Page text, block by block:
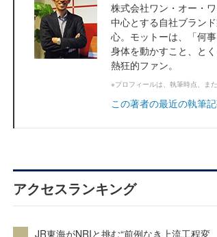
株式会社ワン・オー・
中心とする自社ブラン
心。モットーは、「何
身体を動かすこと、と
熱狂的ファン。
※プロフィールは、執筆時点、ま
この著者の最近の執筆
アクセスランキング
JR東海がNRIと挑む“前例なき上流工程変